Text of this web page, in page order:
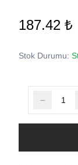
187.42 ₺
Stok Durumu: